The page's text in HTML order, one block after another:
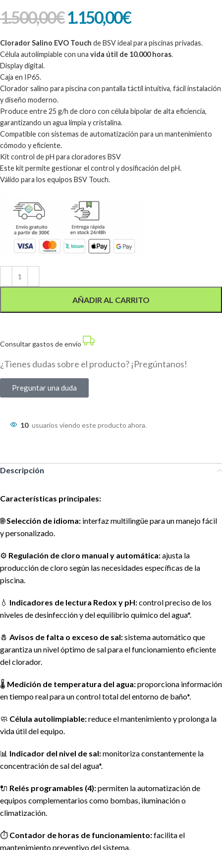
1.500,00€1.150,00€
Clorador Salino EVO Touch de BSV ideal para piscinas privadas.
Célula autolimpiable con una vida útil de 10.000 horas.
Display digital.
Caja en IP65.
Clorador salino para piscina con pantalla táctil intuitiva, fácil instalación
y diseño moderno.
Produce entre 25 g/h de cloro con célula bipolar de alta eficiencia,
garantizando un agua limpia y cristalina.
Compatible con sistemas de automatización para un mantenimiento
cómodo y eficiente.
Kit control de pH para cloradores BSV
Este kit permite gestionar el control y dosificación del pH.
Válido para los equipos BSV Touch.
AÑADIR AL CARRITO
Consultar gastos de envío
¿Tienes dudas sobre el producto? ¡Pregúntanos!
Preguntar una duda
10 usuarios viendo este producto ahora.
Descripción
Características principales:
🌐Selección de idioma: interfaz multilingüe para un manejo fácil
y personalizado.
⚙️ Regulación de cloro manual y automática:ajusta la
producción de cloro según las necesidades específicas de la
piscina.
💧 Indicadores de lectura Redox y pH:control preciso de los
niveles de desinfección y del equilibrio químico del agua*.
🧂 Avisos de falta o exceso de sal:sistema automático que
garantiza un nivel óptimo de sal para el funcionamiento eficiente
del clorador.
🌡️ Medición de temperatura del agua:proporciona información
en tiempo real para un control total del entorno de baño*.
🧼 Célula autolimpiable:reduce el mantenimiento y prolonga la
vida útil del equipo.
📊 Indicador del nivel de sal:monitoriza constantemente la
concentración de sal del agua*.
🔌 Relés programables (4):permiten la automatización de
equipos complementarios como bombas, iluminación o
climatización.
⏱️ Contador de horas de funcionamiento:facilita el
mantenimiento preventivo del sistema.